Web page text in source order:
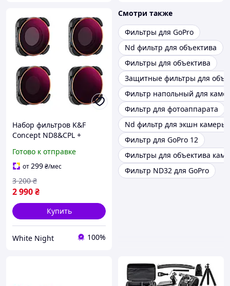
Набор фильтров K&F
Concept ND8&CPL +
ND64&CPL для экшн-
камер GOPRO Hero
9/10/11/12/13
Готово к отправке
от299₴/мес
2 990₴
3 200 ₴
Купить
White Night 100%
Смотри также
Фильтры для GoPro
Nd фильтр для объектива
Фильтры для объектива
Защитные фильтры для
Фильтр напольный для
Фильтр для фотоаппарата
Nd фильтр для экшн камеры
Фильтр для GoPro 12
Фильтры для объектива
Фильтр ND32 для GoPro